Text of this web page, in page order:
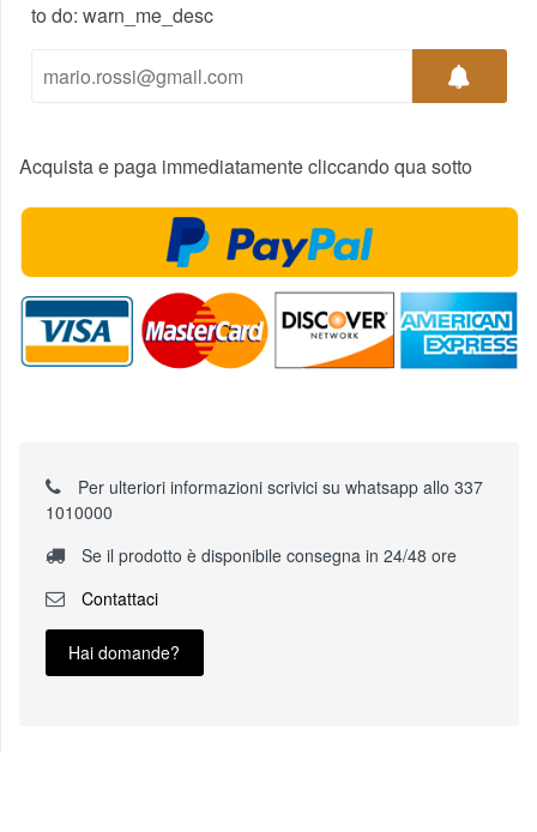
to do: warn_me_desc
Acquista e paga immediatamente cliccando qua sotto
Per ulteriori informazioni scrivici su whatsapp allo 337
1010000
Se il prodotto è disponibile consegna in 24/48 ore
Contattaci
Hai domande?